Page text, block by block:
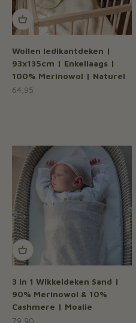
Wollen ledikantdeken |
93x135cm | Enkellaags |
100% Merinowol | Naturel
Aanbiedingsprijs
64,95
3 in 1 Wikkeldeken Sand |
90% Merinowol & 10%
Cashmere | Moalie
Aanbiedingsprijs
79,90